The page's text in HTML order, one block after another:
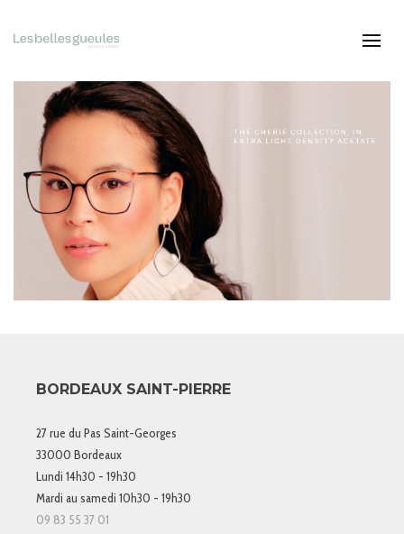
BORDEAUX SAINT-PIERRE
27 rue du Pas Saint-Georges
33000 Bordeaux
Lundi 14h30 - 19h30
Mardi au samedi 10h30 - 19h30
09 83 55 37 01